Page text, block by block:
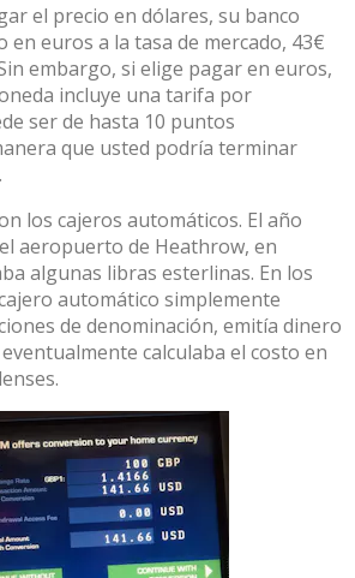
el precio en dólares, su banco
en euros a la tasa de mercado, 43€
embargo, si elige pagar en euros,
incluye una tarifa por
ser de hasta 10 puntos
que usted podría terminar
los cajeros automáticos. El año
aeropuerto de Heathrow, en
algunas libras esterlinas. En los
automático simplemente
de denominación, emitía dinero
calculaba el costo en